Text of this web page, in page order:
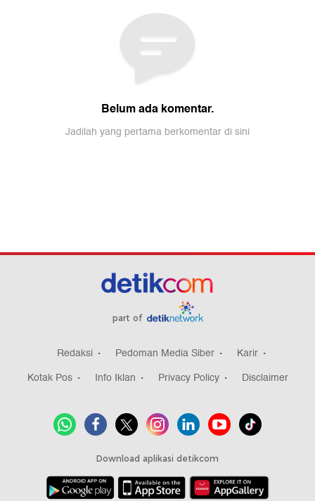
part of
Redaksi Pedoman Media Siber
Karir
Kotak Pos
Info Iklan Privacy Policy Disclaimer
Download aplikasi detikcom